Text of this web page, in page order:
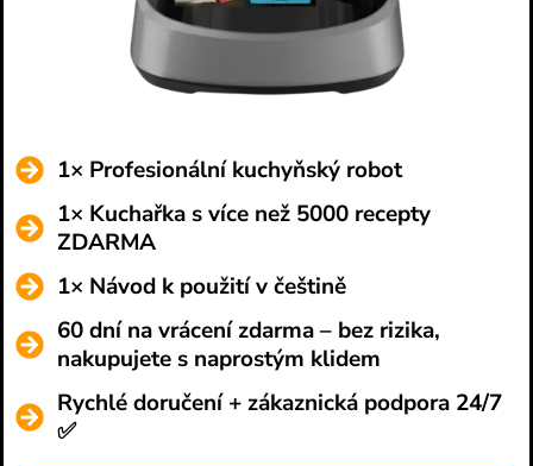
1× Profesionální kuchyňský robot
1× Kuchařka s více než 5000 recepty
ZDARMA
1× Návod k použití v češtině
60 dní na vrácení zdarma – bez rizika,
nakupujete s naprostým klidem
Rychlé doručení + zákaznická podpora 24/7
✅